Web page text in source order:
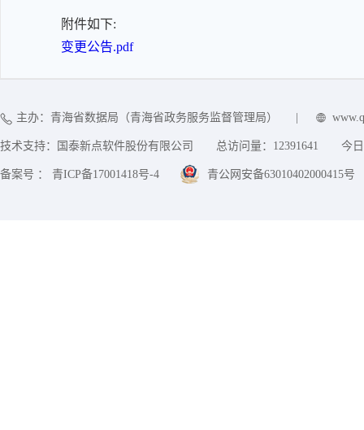
附件如下:
变更公告.pdf
主办：青海省数据局（青海省政务服务监督管理局）
技术支持：国泰新点软件股份有限公司 总访问量： 12391641 今
备案号 ： 青ICP备17001418号-4 青公网安备63010402000415号